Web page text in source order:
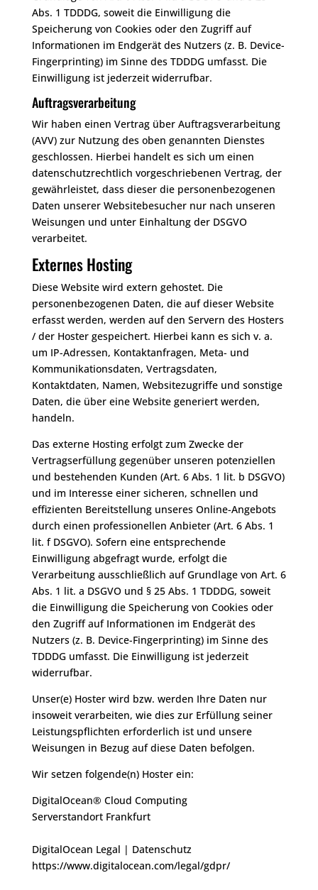
Abs. 1 TDDDG, soweit die Einwilligung die
Speicherung von Cookies oder den Zugriff auf
Informationen im Endgerät des Nutzers (z. B. Device-
Fingerprinting) im Sinne des TDDDG umfasst. Die
Einwilligung ist jederzeit widerrufbar.
Auftragsverarbeitung
Wir haben einen Vertrag über Auftragsverarbeitung
(AVV) zur Nutzung des oben genannten Dienstes
geschlossen. Hierbei handelt es sich um einen
datenschutzrechtlich vorgeschriebenen Vertrag, der
gewährleistet, dass dieser die personenbezogenen
Daten unserer Websitebesucher nur nach unseren
Weisungen und unter Einhaltung der DSGVO
verarbeitet.
Externes Hosting
Diese Website wird extern gehostet. Die
personenbezogenen Daten, die auf dieser Website
erfasst werden, werden auf den Servern des Hosters
/ der Hoster gespeichert. Hierbei kann es sich v. a.
um IP-Adressen, Kontaktanfragen, Meta- und
Kommunikationsdaten, Vertragsdaten,
Kontaktdaten, Namen, Websitezugriffe und sonstige
Daten, die über eine Website generiert werden,
handeln.
Das externe Hosting erfolgt zum Zwecke der
Vertragserfüllung gegenüber unseren potenziellen
und bestehenden Kunden (Art. 6 Abs. 1 lit. b DSGVO)
und im Interesse einer sicheren, schnellen und
effizienten Bereitstellung unseres Online-Angebots
durch einen professionellen Anbieter (Art. 6 Abs. 1
lit. f DSGVO). Sofern eine entsprechende
Einwilligung abgefragt wurde, erfolgt die
Verarbeitung ausschließlich auf Grundlage von Art. 6
Abs. 1 lit. a DSGVO und § 25 Abs. 1 TDDDG, soweit
die Einwilligung die Speicherung von Cookies oder
den Zugriff auf Informationen im Endgerät des
Nutzers (z. B. Device-Fingerprinting) im Sinne des
TDDDG umfasst. Die Einwilligung ist jederzeit
widerrufbar.
Unser(e) Hoster wird bzw. werden Ihre Daten nur
insoweit verarbeiten, wie dies zur Erfüllung seiner
Leistungspflichten erforderlich ist und unsere
Weisungen in Bezug auf diese Daten befolgen.
Wir setzen folgende(n) Hoster ein:
DigitalOcean® Cloud Computing
Serverstandort Frankfurt
DigitalOcean Legal | Datenschutz
https://www.digitalocean.com/legal/gdpr/